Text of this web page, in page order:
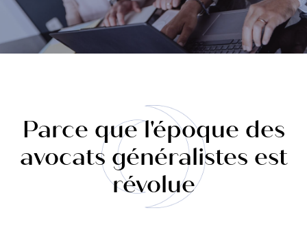
Parce que l'époque des
avocats généralistes est
révolue